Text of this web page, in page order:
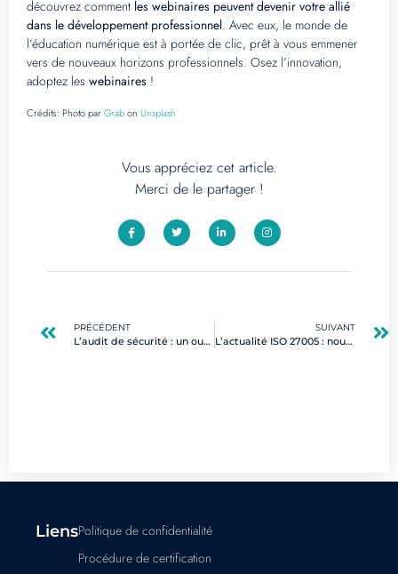
découvrez comment les webinaires peuvent devenir votre allié
dans le développement professionnel. Avec eux, le monde de
l’éducation numérique est à portée de clic, prêt à vous emmener
vers de nouveaux horizons professionnels. Osez l’innovation,
adoptez les webinaires !
Crédits: Photo parGrabon Unsplash
Vous appréciez cet article.
Merci de le partager !
PRÉCÉDENT
L’audit de sécurité : un outil indispensable pour les métiers du digital
SUIVANT
L’actualité ISO 27005 : nouveautés et implications pour la cybersécurité
LiensPolitique de confidentialité
Procédure de certification